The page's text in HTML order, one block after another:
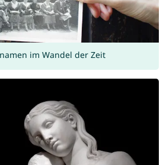
im Wandel der Zeit